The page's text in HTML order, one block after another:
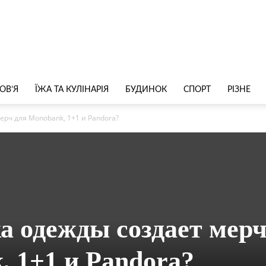
ЇЖА ТА КУЛІНАРІЯ БУДИНОК СПОРТ РІЗНЕ
для Monobank, 1+1 и Pandora?
одежды создает мерч